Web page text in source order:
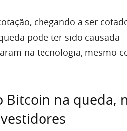
chegando a ser
pode ter sido causada
na tecnologia, mesmo
Bitcoin na queda,